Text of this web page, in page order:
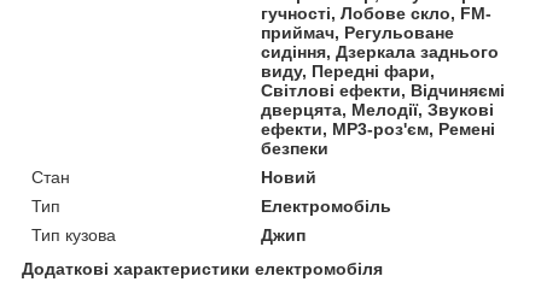
гучності, Лобове скло, FM-
приймач, Регульоване
сидіння, Дзеркала заднього
виду, Передні фари,
Світлові ефекти, Відчиняємі
дверцята, Мелодії, Звукові
ефекти, MP3-роз'єм, Ремені
безпеки
Стан
Новий
Тип
Електромобіль
Тип кузова
Джип
Додаткові характеристики електромобіля